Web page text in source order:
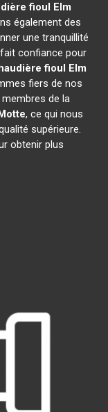
fioul Elm
également des
une tranquillité
confiance pour
fioul Elm
fiers de nos
de la
, ce qui nous
supérieure.
obtenir plus